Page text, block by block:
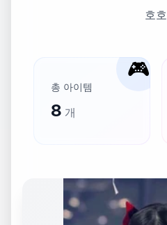
호호
🎮
총 아이템
8 개